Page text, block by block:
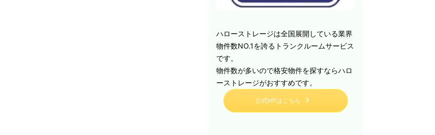
ハローストレージは全国展開している業界
物件数NO.1を誇るトランクルームサービス
です。
物件数が多いので格安物件を探すならハロ
ーストレージがおすすめです。
公式HPはこちら